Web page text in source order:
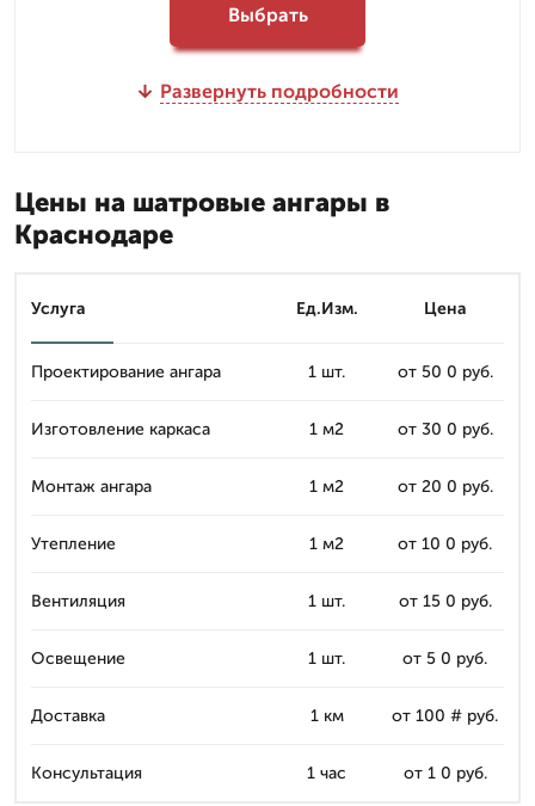
Выбрать
Развернуть подробности
Цены на шатровые ангары в
Краснодаре
Услуга Ед.Изм. Цена
Проектирование ангара 1 шт. от 50 0 руб.
Изготовление каркаса 1 м2 от 30 0 руб.
Монтаж ангара 1 м2 от 20 0 руб.
Утепление 1 м2 от 10 0 руб.
Вентиляция 1 шт. от 15 0 руб.
Освещение 1 шт. от 5 0 руб.
Доставка 1 км от 100 # руб.
Консультация 1 час от 1 0 руб.